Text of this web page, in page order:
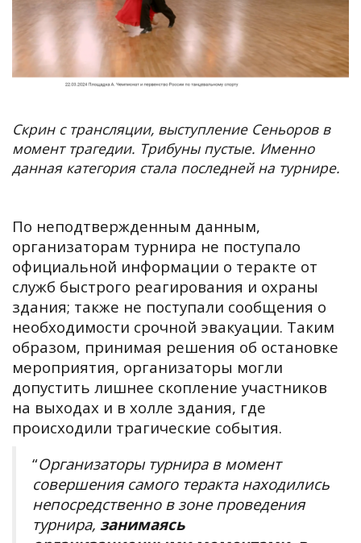
Скрин с трансляции, выступление Сеньоров в
момент трагедии. Трибуны пустые. Именно
данная категория стала последней на турнире.
По неподтвержденным данным,
организаторам турнира не поступало
официальной информации о теракте от
служб быстрого реагирования и охраны
здания; также не поступали сообщения о
необходимости срочной эвакуации. Таким
образом, принимая решения об остановке
мероприятия, организаторы могли
допустить лишнее скопление участников
на выходах и в холле здания, где
происходили трагические события.
“Организаторы турнира в момент
совершения самого теракта находились
непосредственно в зоне проведения
турнира, занимаясь